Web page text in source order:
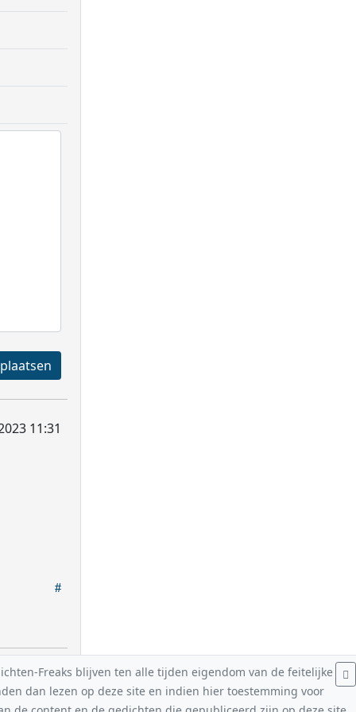
Registreren en plaatsen
11:31
Freaks blijven ten alle tijden eigendom van de feitelijke
dan lezen op deze site en indien hier toestemming voor